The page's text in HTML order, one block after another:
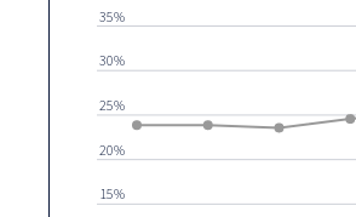
15%
20%
25%
30%
35%